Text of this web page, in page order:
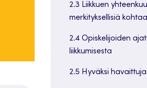
2.3 Liikkuen
merkityksellisiä
2.4 Opiskelijoiden
liikkumisesta
2.5 Hyväksi